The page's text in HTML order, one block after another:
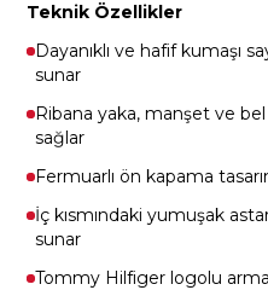
Teknik Özellikler
Dayanıklı ve hafif kumaşı
sunar
Ribana yaka, manşet ve
sağlar
Fermuarlı ön kapama
İç kısmındaki yumuşak
sunar
Tommy Hilfiger logolu